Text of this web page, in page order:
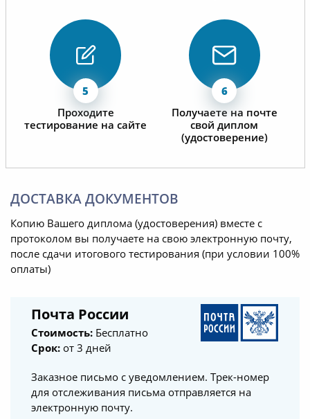
Проходите
тестирование на сайте
Получаете на почте
свой диплом
(удостоверение)
ДОСТАВКА ДОКУМЕНТОВ
Копию Вашего диплома (удостоверения) вместе с
протоколом вы получаете на свою электронную почту,
после сдачи итогового тестирования (при условии 100%
оплаты)
Почта России
Стоимость: Бесплатно
Срок: от 3 дней
Заказное письмо с уведомлением. Трек-номер
для отслеживания письма отправляется на
электронную почту.